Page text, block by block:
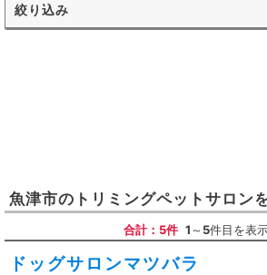
絞り込み
魚津市の トリミングペットサロン
合計：5件 1～ 5件目を表
ドッグサロンマツバラ